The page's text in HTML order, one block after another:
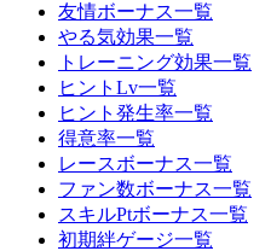
友情ボーナス一覧
やる気効果一覧
トレーニング効果一覧
ヒントLv一覧
ヒント発生率一覧
得意率一覧
レースボーナス一覧
ファン数ボーナス一覧
スキルPtボーナス一覧
初期絆ゲージ一覧